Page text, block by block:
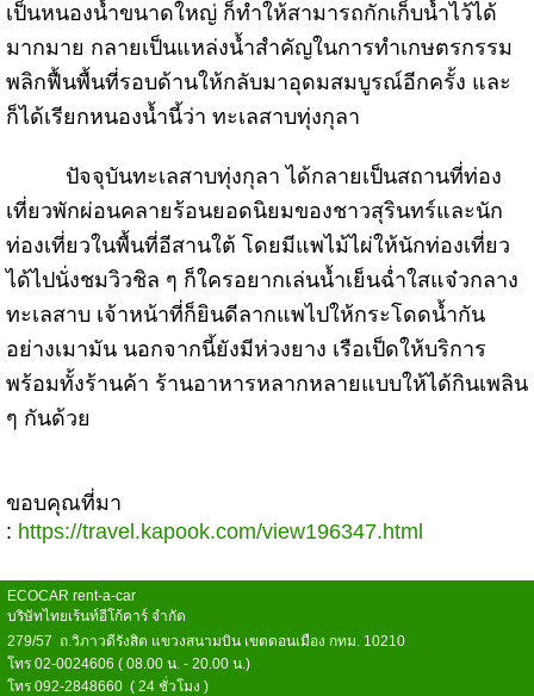
เป็นหนองน้ำขนาดใหญ่ ก็ทำให้สามารถกักเก็บน้ำไว้ได้
มากมาย กลายเป็นแหล่งน้ำสำคัญในการทำเกษตรกรรม
พลิกฟื้นพื้นที่รอบด้านให้กลับมาอุดมสมบูรณ์อีกครั้ง และ
ก็ได้เรียกหนองน้ำนี้ว่า ทะเลสาบทุ่งกุลา
ปัจจุบันทะเลสาบทุ่งกุลา ได้กลายเป็นสถานที่ท่อง
เที่ยวพักผ่อนคลายร้อนยอดนิยมของชาวสุรินทร์และนัก
ท่องเที่ยวในพื้นที่อีสานใต้ โดยมีแพไม้ไผ่ให้นักท่องเที่ยว
ได้ไปนั่งชมวิวชิล ๆ ก็ใครอยากเล่นน้ำเย็นฉ่ำใสแจ๋วกลาง
ทะเลสาบ เจ้าหน้าที่ก็ยินดีลากแพไปให้กระโดดน้ำกัน
อย่างเมามัน นอกจากนี้ยังมีห่วงยาง เรือเป็ดให้บริการ
พร้อมทั้งร้านค้า ร้านอาหารหลากหลายแบบให้ได้กินเพลิน
ๆ กันด้วย
ขอบคุณที่มา
: https://travel.kapook.com/view196347.html
ECOCAR rent-a-car
บริษัทไทยเร้นท์อีโก้คาร์ จำกัด
279/57 ถ.วิภาวดีรังสิต แขวงสนามบิน เขตดอนเมือง กทม. 10210
โทร 02-0024606 ( 08.00 น. - 20.00 น.)
โทร 092-2848660 ( 24 ชั่วโมง )